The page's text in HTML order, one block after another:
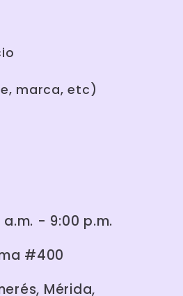
marca, etc)
a.m. - 9:00 p.m.
#400
Mérida,